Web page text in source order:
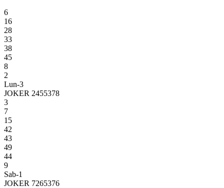
6
16
28
33
38
45
8
2
Lun-3
JOKER 2455378
3
7
15
42
43
49
44
9
Sab-1
JOKER 7265376